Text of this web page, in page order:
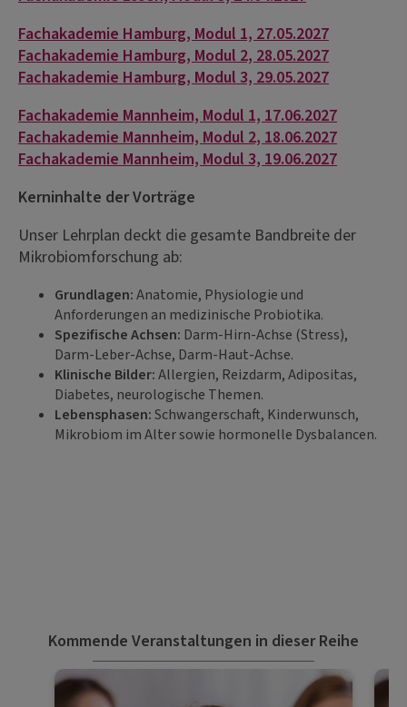
Fachakademie Hamburg, Modul 1, 27.05.2027
Fachakademie Hamburg, Modul 2, 28.05.2027
Fachakademie Hamburg, Modul 3, 29.05.2027
Fachakademie Mannheim, Modul 1, 17.06.2027
Fachakademie Mannheim, Modul 2, 18.06.2027
Fachakademie Mannheim, Modul 3, 19.06.2027
Kerninhalte der Vorträge
Unser Lehrplan deckt die gesamte Bandbreite der
Mikrobiomforschung ab:
Grundlagen:Anatomie, Physiologie und
Anforderungen an medizinische Probiotika.
Spezifische Achsen: Darm-Hirn-Achse (Stress),
Darm-Leber-Achse, Darm-Haut-Achse.
Klinische Bilder:Allergien, Reizdarm, Adipositas,
Diabetes, neurologische Themen.
Lebensphasen:Schwangerschaft, Kinderwunsch,
Mikrobiom im Alter sowie hormonelle Dysbalancen.
Kommende Veranstaltungen in dieser Reihe